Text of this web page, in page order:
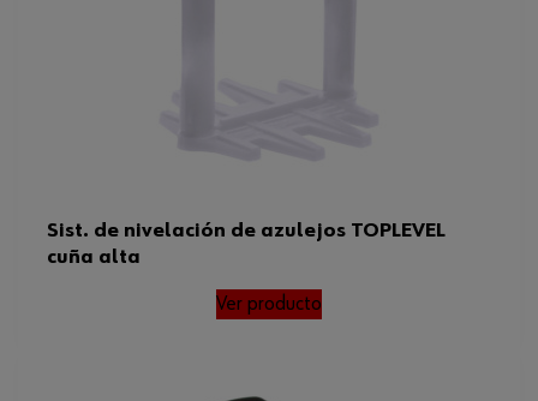
Sist. de nivelación de azulejos TOPLEVEL
cuña alta
Ver producto